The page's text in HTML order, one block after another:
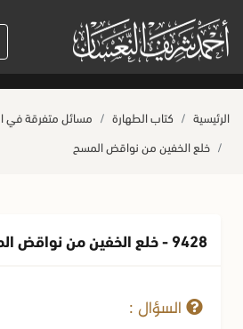
سيدنا رسول الله ﷺ كله رحمة صلاة آخر
الرئيسية كتاب الطهارة
مسائل متفرقة في
خلع الخفين من نواقض المسح
9428 - خلع الخفين من نواقض المسح
السؤال :